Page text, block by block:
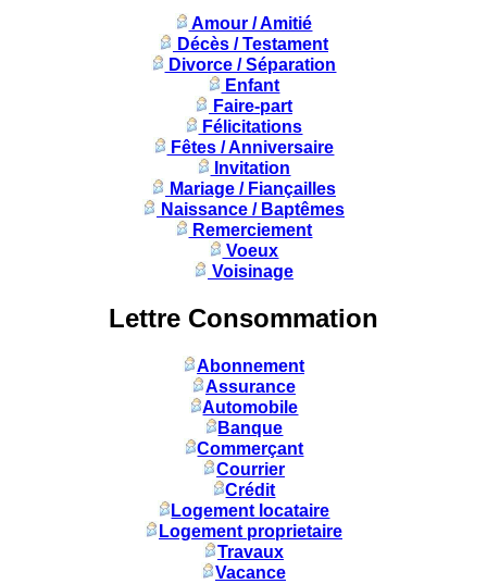
Amour / Amitié
Décès / Testament
Divorce / Séparation
Enfant
Faire-part
Félicitations
Fêtes / Anniversaire
Invitation
Mariage / Fiançailles
Naissance / Baptêmes
Remerciement
Voeux
Voisinage
Lettre Consommation
Abonnement
Assurance
Automobile
Banque
Commerçant
Courrier
Crédit
Logement locataire
Logement proprietaire
Travaux
Vacance